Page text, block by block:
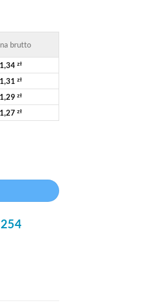
brutto
1,34 zł
1,31 zł
1,29 zł
1,27 zł